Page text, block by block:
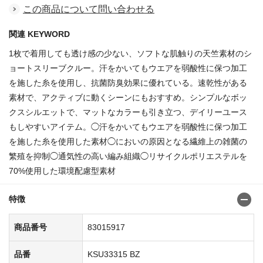
この商品について問い合わせる
関連 KEYWORD
1枚で着用しても透け感の少ない、ソフトな肌触りの天竺素材のシ
ョートスリーブクルー。汗をかいてもウエアを弱酸性に保つ加工
を施した糸を使用し、抗菌防臭効果に優れている。速乾性がある
素材で、アクティブに動くシーンにもおすすめ。シンプルなボッ
クスシルエットで、マットなカラーも引き立つ、デイリーユース
もしやすいアイテム。◯汗をかいてもウエアを弱酸性に保つ加工
を施した糸を使用した素材◯においの原因となる繊維上の雑菌の
繁殖を抑制◯通気性の高い編み組織◯リサイクルポリエステルを
70%使用した環境配慮型素材
特徴
商品番号 83015917
品番 KSU33315 BZ